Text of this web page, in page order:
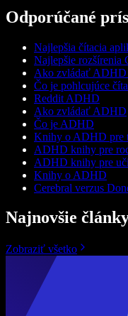
Odporúčané
Najlepšia čítacia
Najlepšie rozšírenia
Ako zvládať ADHD
Čo je pohlcujúce
Reddit ADHD
Ako zvládať ADHD
Čo je ADHD
Knihy o ADHD pre
ADHD knihy pre
ADHD knihy pre
Knihy o ADHD
Cerebral verzus
Najnovšie
Zobraziť všetko